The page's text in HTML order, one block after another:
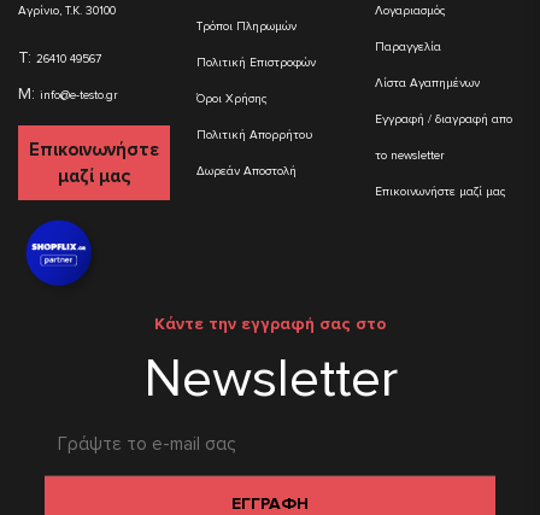
Αγρίνιο, Τ.Κ. 30100
T: 26410 49567
M: info@e-testo.gr
Επικοινωνήστε
μαζί μας
Τρόποι Πληρωμών
Πολιτική Επιστροφών
Όροι Χρήσης
Πολιτική Απορρήτου
Δωρεάν Αποστολή
Λογαριασμός
Παραγγελία
Λίστα Αγαπημένων
Εγγραφή / διαγραφή απο
το newsletter
Επικοινωνήστε μαζί μας
Κάντε την εγγραφή σας στο
Newsletter
ΕΓΓΡΑΦΗ